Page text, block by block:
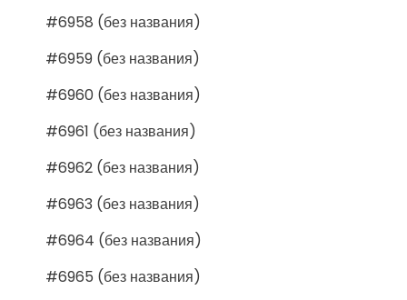
#6958 (без названия)
#6959 (без названия)
#6960 (без названия)
#6961 (без названия)
#6962 (без названия)
#6963 (без названия)
#6964 (без названия)
#6965 (без названия)